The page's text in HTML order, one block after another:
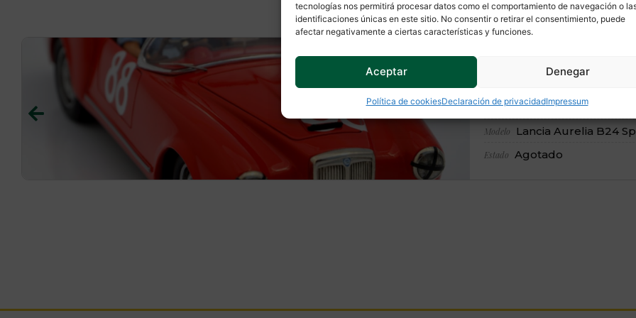
tecnologías nos permitirá procesar datos como el comportamiento de navegación o
identificaciones únicas en este sitio. No consentir o retirar el consentimiento, puede
afectar negativamente a ciertas características y funciones.
Aceptar Denegar
Política de cookiesDeclaración de privacidadImpressum
Slot Classic CJ-54
Referencia CJ-54
Modelo Lancia Aurelia B24
Estado Agotado